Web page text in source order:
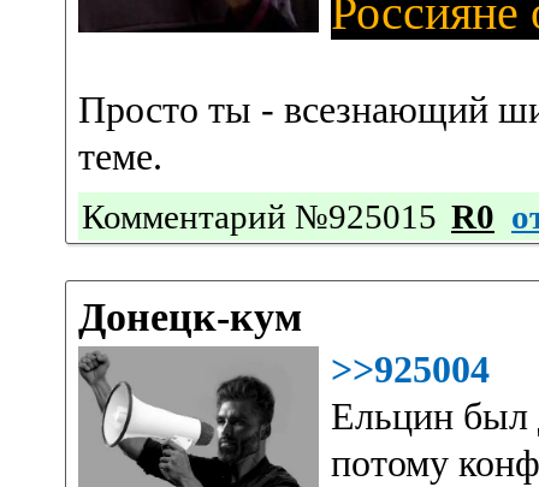
Россияне
Просто ты - всезнающий
теме.
Комментарий №925015 R0
Донецк-кум
>>925004
Ельцин был
потому